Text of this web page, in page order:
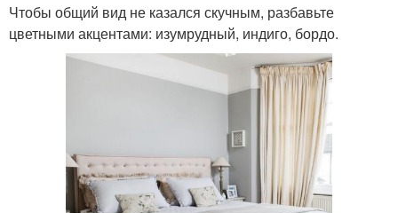
Чтобы общий вид не казался скучным, разбавьте
цветными акцентами: изумрудный, индиго, бордо.